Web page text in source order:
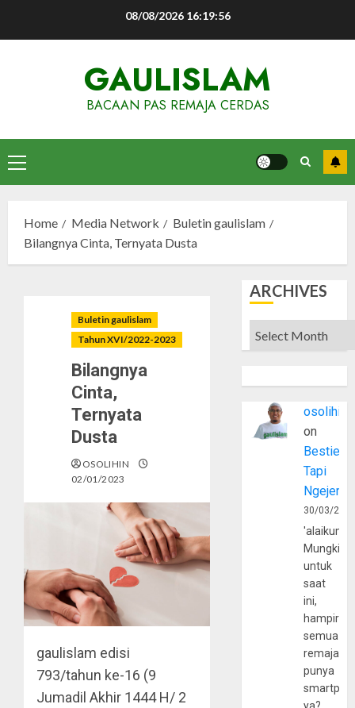
08/08/2026 16:19:57
GAULISLAM
BACAAN PAS REMAJA CERDAS
Primary
Menu
Home Media Network
Buletin gaulislam
Bilangnya Cinta, Ternyata Dusta
Buletin gaulislam
Tahun XVI/2022-2023
Bilangnya
Cinta,
Ternyata
Dusta
OSOLIHIN
02/01/2023
gaulislam edisi
793/tahun ke-16 (9
Jumadil Akhir 1444 H/ 2
ARCHIVES
Archives
osolihin
on
Bestie
Tapi
30/03/
Mungkin
untuk
saat
ini,
hampir
semua
remaja
punya